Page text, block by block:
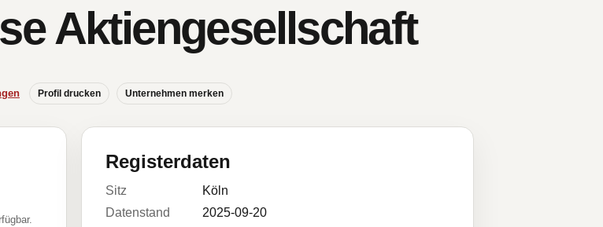
Aktiengesellschaft
Profil drucken Unternehmen merken
Registerdaten
Sitz
Köln
Datenstand
2025-09-20